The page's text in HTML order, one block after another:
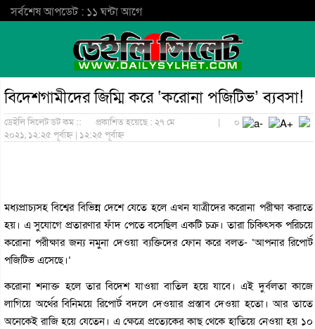
সর্বশেষ আপডেট : ১১ ঘন্টা আগে
বিদেশগামীদের জিম্মি করে ‘করোনা পজিটিভ’ ব্যবসা!
ডেইলি সিলেট ডট কম ::
প্রকাশিত হয়েছে : ২৭ মে
২০২১, ১২:২৫ পূর্বাহ্ন | ১২:২৫ পূর্বাহ্ন
| ০
মধ্যপ্রাচ্যসহ বিশ্বের বিভিন্ন দেশে যেতে হলে এখন যাত্রীদের করোনা পরীক্ষা করাতে
হয়। এ সুযোগে প্রতারণার ফাঁদ পেতে বসেছিল একটি চক্র। তারা চিকিৎসক পরিচয়ে
করোনা পরীক্ষার জন্য নমুনা দেওয়া ব্যক্তিদের ফোন করে বলত- ‘আপনার রিপোর্ট
পজিটিভ এসেছে।’
করোনা শনাক্ত হলে তার বিদেশ যাওয়া বাতিল হয়ে যাবে। এই দুর্বলতা কাজে
লাগিয়ে অর্থের বিনিময়ে রিপোর্ট বদলে দেওয়ার প্রস্তাব দেওয়া হতো। আর তাতে
অনেকেই রাজি হয়ে যেতেন। এ ক্ষেত্রে প্রত্যেকের কাছ থেকে হাতিয়ে নেওয়া হয় ১০